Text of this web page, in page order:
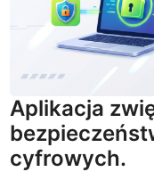
Aplikacja
cyfrowych.